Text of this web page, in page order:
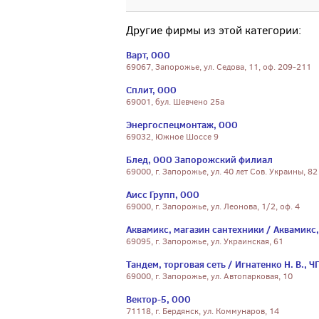
Другие фирмы из этой категории:
Варт, ООО
69067, Запорожье, ул. Седова, 11, оф. 209-211
Сплит, ООО
69001, бул. Шевчено 25а
Энергоспецмонтаж, ООО
69032, Южное Шоссе 9
Блед, ООО Запорожский филиал
69000, г. Запорожье, ул. 40 лет Сов. Украины, 82
Аисс Групп, ООО
69000, г. Запорожье, ул. Леонова, 1/2, оф. 4
Аквамикс, магазин сантехники /
69095, г. Запорожье, ул. Украинская, 61
Тандем, торговая сеть / Игнатенко Н. В.,
69000, г. Запорожье, ул. Автопарковая, 10
Вектор-5, ООО
71118, г. Бердянск, ул. Коммунаров, 14